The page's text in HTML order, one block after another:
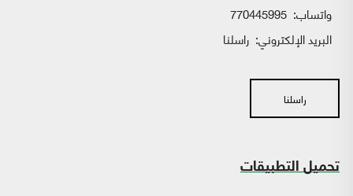
واتساب:
البريد الإلكتروني: راسلنا
راسلنا
تحميل التطبيقات